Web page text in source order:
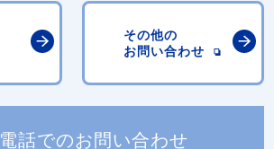
その他の
お問い合わせ
電話でのお問い合わせ